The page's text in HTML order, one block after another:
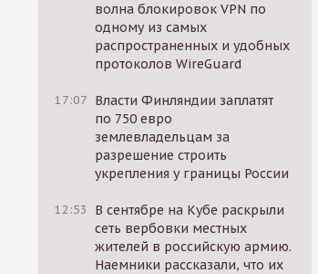
волна блокировок VPN по
одному из самых
распространенных и удобных
протоколов WireGuard
17:07 Власти Финляндии заплатят
по 750 евро
землевладельцам за
разрешение строить
укрепления у границы России
12:53
В сентябре на Кубе раскрыли
сеть вербовки местных
жителей в российскую армию.
Наемники рассказали, что их